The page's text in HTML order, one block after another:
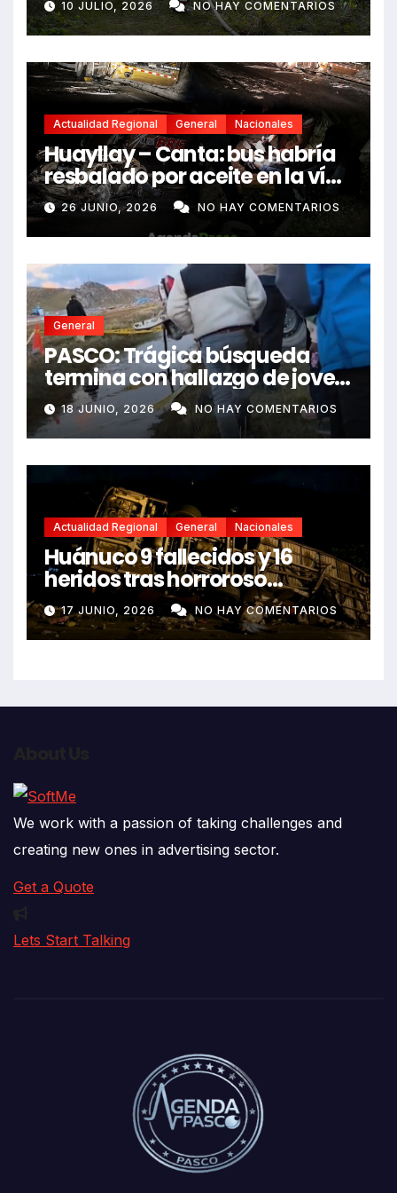
10 JULIO, 2026 NO HAY COMENTARIOS
Actualidad Regional General Nacionales
Huayllay – Canta: bus habría
resbalado por aceite en la vía
e impactó auto siniestrado
dejando dos fallecidos
26 JUNIO, 2026 NO HAY COMENTARIOS
General
PASCO: Trágica búsqueda
termina con hallazgo de joven
sin vida en Rancas
18 JUNIO, 2026 NO HAY COMENTARIOS
Actualidad Regional General Nacionales
Huánuco 9 fallecidos y 16
heridos tras horroroso
despiste de bus Real Chancas
que impactó contra vivienda
17 JUNIO, 2026 NO HAY COMENTARIOS
We work with a passion of taking challenges and
creating new ones in advertising sector.
Get a Quote
Lets Start Talking